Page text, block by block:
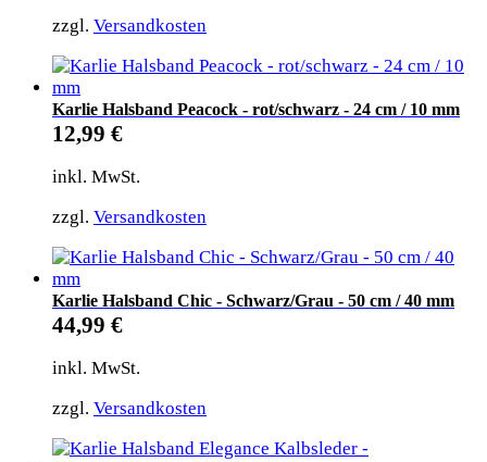
zzgl. Versandkosten
Karlie Halsband Peacock - rot/schwarz - 24 cm / 10 mm
12,99 €
inkl. MwSt.
zzgl. Versandkosten
Karlie Halsband Chic - Schwarz/Grau - 50 cm / 40 mm
44,99 €
inkl. MwSt.
zzgl. Versandkosten